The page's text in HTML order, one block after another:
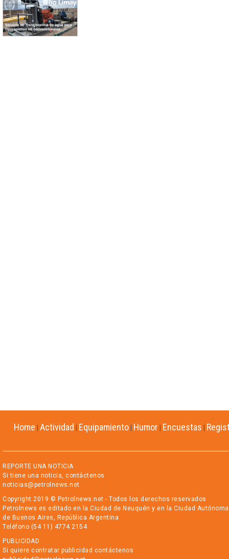
Home Actividad Equipamiento Humor Encuestas
REPORTE UNA NOTICIA
Si tiene una noticia, contáctenos
noticias@petrolnews.net
Copyright 2019 © Petrolnews.net - Todos los derechos reservados
Petrolnews es editado en la Ciudad de Neuquén y en la Ciudad Autónoma
de Buenos Aires, República Argentina
Teléfono (54 11) 4774 2154
PUBLICIDAD
Si quiere contratar publicidad contáctenos